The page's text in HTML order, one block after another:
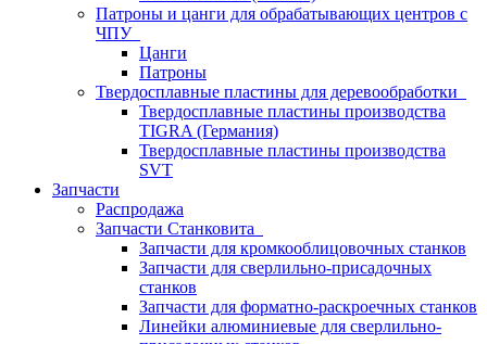
Патроны и цанги для обрабатывающих центров с
ЧПУ
Цанги
Патроны
Твердосплавные пластины для деревообработки
Твердосплавные пластины производства
TIGRA (Германия)
Твердосплавные пластины производства
SVT
Запчасти
Распродажа
Запчасти Станковита
Запчасти для кромкооблицовочных станков
Запчасти для сверлильно-присадочных
станков
Запчасти для форматно-раскроечных станков
Линейки алюминиевые для сверлильно-